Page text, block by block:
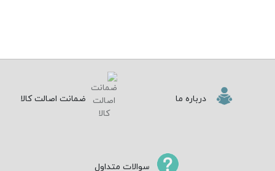
درباره ما ضمانت اصالت کالا
سوالات متداول